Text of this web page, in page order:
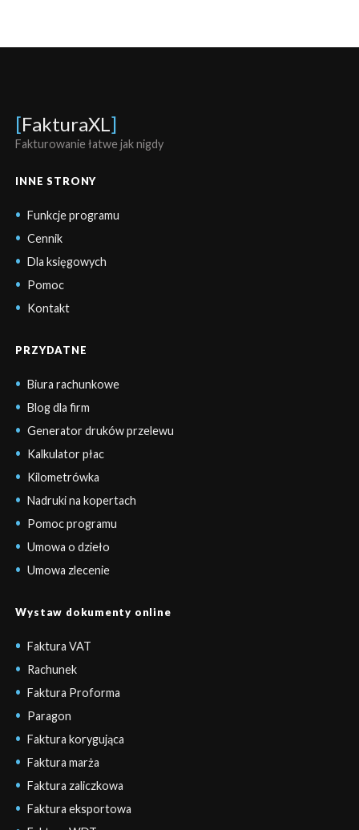
[FakturaXL ]
Fakturowanie łatwe jak nigdy
INNE STRONY
Funkcje programu
Cennik
Dla księgowych
Pomoc
Kontakt
PRZYDATNE
Biura rachunkowe
Blog dla firm
Generator druków przelewu
Kalkulator płac
Kilometrówka
Nadruki na kopertach
Pomoc programu
Umowa o dzieło
Umowa zlecenie
Wystaw dokumenty online
Faktura VAT
Rachunek
Faktura Proforma
Paragon
Faktura korygująca
Faktura marża
Faktura zaliczkowa
Faktura eksportowa